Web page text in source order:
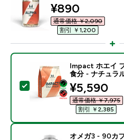
discounted
¥890‎
通常価格 ￥2,090‎
割引 ￥1,200‎
この商品を選択 - Impact
Impact ホエイ
食分 - ナチュラ
¥5,590‎
通常価格 ￥7,975‎
割引 ￥2,385‎
オメガ3 - 90カ